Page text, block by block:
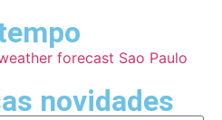
forecast Sao Paulo
novidades